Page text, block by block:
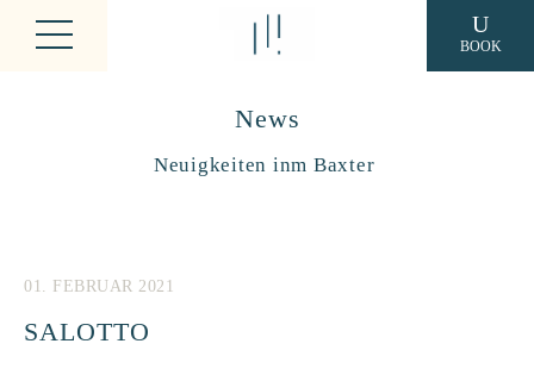
BOOK
News
Neuigkeiten inm Baxter
01. FEBRUAR 2021
SALOTTO